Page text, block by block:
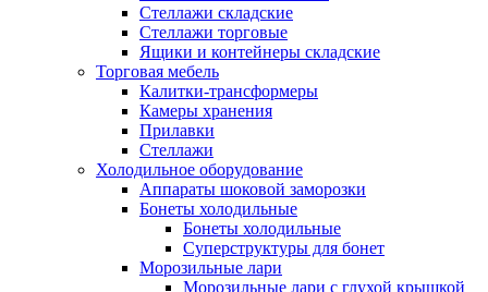
Стеллажи складские
Стеллажи торговые
Ящики и контейнеры складские
Торговая мебель
Калитки-трансформеры
Камеры хранения
Прилавки
Стеллажи
Холодильное оборудование
Аппараты шоковой заморозки
Бонеты холодильные
Бонеты холодильные
Суперструктуры для бонет
Морозильные лари
Морозильные лари с глухой крышкой